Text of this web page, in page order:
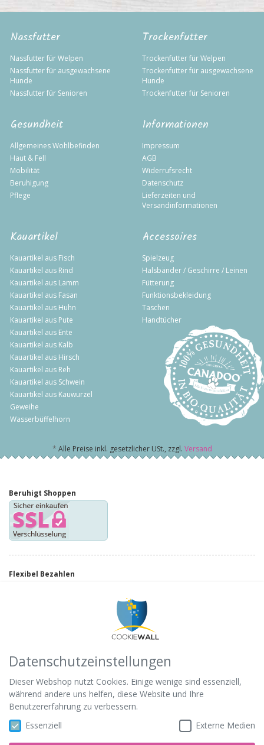
Nassfutter
Nassfutter für Welpen
Nassfutter für ausgewachsene
Hunde
Nassfutter für Senioren
Trockenfutter
Trockenfutter für Welpen
Trockenfutter für ausgewachsene
Hunde
Trockenfutter für Senioren
Gesundheit
Allgemeines Wohlbefinden
Haut & Fell
Mobilität
Beruhigung
Pflege
Informationen
Impressum
AGB
Widerrufsrecht
Datenschutz
Lieferzeiten und
Versandinformationen
Kauartikel
Kauartikel aus Fisch
Kauartikel aus Rind
Kauartikel aus Lamm
Kauartikel aus Fasan
Kauartikel aus Huhn
Kauartikel aus Pute
Kauartikel aus Ente
Kauartikel aus Kalb
Kauartikel aus Hirsch
Kauartikel aus Reh
Kauartikel aus Schwein
Kauartikel aus Kauwurzel
Geweihe
Wasserbüffelhorn
Accessoires
Spielzeug
Halsbänder / Geschirre / Leinen
Fütterung
Funktionsbekleidung
Taschen
Handtücher
* Alle Preise inkl. gesetzlicher USt., zzgl. Versand
Beruhigt Shoppen
Flexibel Bezahlen
Datenschutzeinstellungen
Dieser Webshop nutzt Cookies. Einige wenige sind essenziell,
während andere uns helfen, diese Website und Ihre
Benutzererfahrung zu verbessern.
Essenziell
Externe Medien